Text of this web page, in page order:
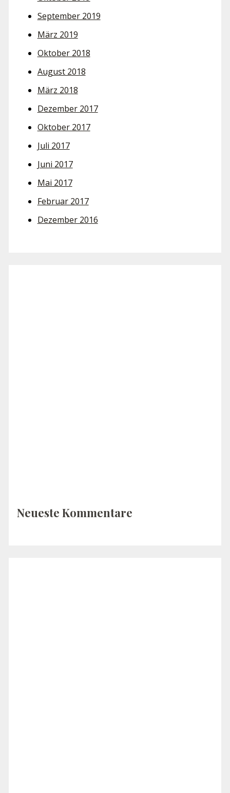
September 2019
März 2019
Oktober 2018
August 2018
März 2018
Dezember 2017
Oktober 2017
Juli 2017
Juni 2017
Mai 2017
Februar 2017
Dezember 2016
Neueste Kommentare